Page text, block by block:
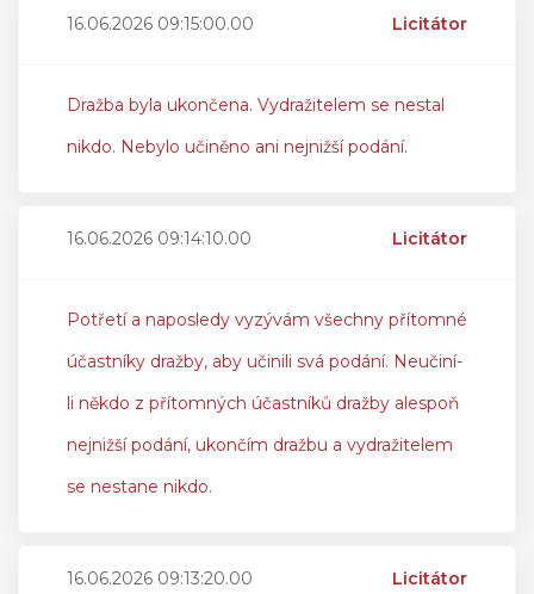
16.06.2026 09:15:00.00 Licitátor
Dražba byla ukončena. Vydražitelem se nestal
nikdo. Nebylo učiněno ani nejnižší podání.
16.06.2026 09:14:10.00 Licitátor
Potřetí a naposledy vyzývám všechny přítomné
účastníky dražby, aby učinili svá podání. Neučiní-
li někdo z přítomných účastníků dražby alespoň
nejnižší podání, ukončím dražbu a vydražitelem
se nestane nikdo.
16.06.2026 09:13:20.00 Licitátor